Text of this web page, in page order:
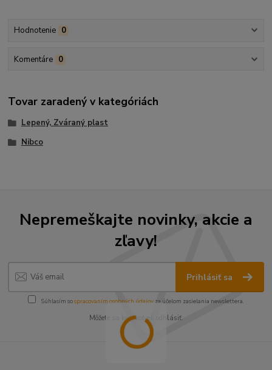
Hodnotenie 0
Komentáre 0
Tovar zaradený v kategóriách
Lepený, Zváraný plast
Nibco
Nepremeškajte novinky, akcie a
zľavy!
Prihlásiť sa
Súhlasím sospracovaním osobných údajov za účelom zasielania newslettera.
Môžete sa kedykoľvek odhlásiť.